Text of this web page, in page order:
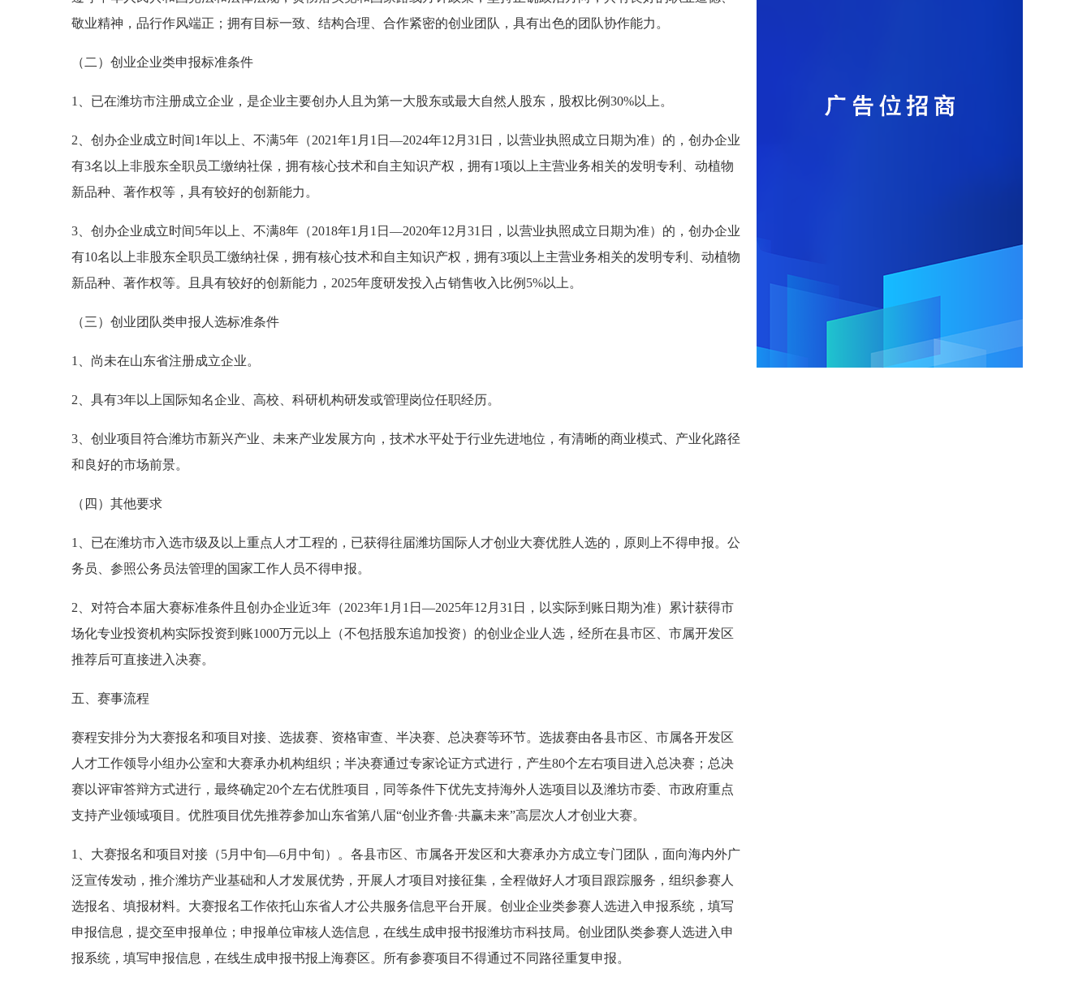
敬业精神，品行作风端正；拥有目标一致、结构合理、合作紧密的创业团队，具有出色的团队协作能力。
（二）创业企业类申报标准条件
1、已在潍坊市注册成立企业，是企业主要创办人且为第一大股东或最大自然人股东，股权比例30%以上。
2、创办企业成立时间1年以上、不满5年（2021年1月1日—2024年12月31日，以营业执照成立日期为准）的，创办企业
有3名以上非股东全职员工缴纳社保，拥有核心技术和自主知识产权，拥有1项以上主营业务相关的发明专利、动植物
新品种、著作权等，具有较好的创新能力。
3、创办企业成立时间5年以上、不满8年（2018年1月1日—2020年12月31日，以营业执照成立日期为准）的，创办企业
有10名以上非股东全职员工缴纳社保，拥有核心技术和自主知识产权，拥有3项以上主营业务相关的发明专利、动植物
新品种、著作权等。且具有较好的创新能力，2025年度研发投入占销售收入比例5%以上。
（三）创业团队类申报人选标准条件
1、尚未在山东省注册成立企业。
2、具有3年以上国际知名企业、高校、科研机构研发或管理岗位任职经历。
3、创业项目符合潍坊市新兴产业、未来产业发展方向，技术水平处于行业先进地位，有清晰的商业模式、产业化路径
和良好的市场前景。
（四）其他要求
1、已在潍坊市入选市级及以上重点人才工程的，已获得往届潍坊国际人才创业大赛优胜人选的，原则上不得申报。公
务员、参照公务员法管理的国家工作人员不得申报。
2、对符合本届大赛标准条件且创办企业近3年（2023年1月1日—2025年12月31日，以实际到账日期为准）累计获得市
场化专业投资机构实际投资到账1000万元以上（不包括股东追加投资）的创业企业人选，经所在县市区、市属开发区
推荐后可直接进入决赛。
五、赛事流程
赛程安排分为大赛报名和项目对接、选拔赛、资格审查、半决赛、总决赛等环节。选拔赛由各县市区、市属各开发区
人才工作领导小组办公室和大赛承办机构组织；半决赛通过专家论证方式进行，产生80个左右项目进入总决赛；总决
赛以评审答辩方式进行，最终确定20个左右优胜项目，同等条件下优先支持海外人选项目以及潍坊市委、市政府重点
支持产业领域项目。优胜项目优先推荐参加山东省第八届“创业齐鲁·共赢未来”高层次人才创业大赛。
1、大赛报名和项目对接（5月中旬—6月中旬）。各县市区、市属各开发区和大赛承办方成立专门团队，面向海内外广
泛宣传发动，推介潍坊产业基础和人才发展优势，开展人才项目对接征集，全程做好人才项目跟踪服务，组织参赛人
选报名、填报材料。大赛报名工作依托山东省人才公共服务信息平台开展。创业企业类参赛人选进入申报系统，填写
申报信息，提交至申报单位；申报单位审核人选信息，在线生成申报书报潍坊市科技局。创业团队类参赛人选进入申
报系统，填写申报信息，在线生成申报书报上海赛区。所有参赛项目不得通过不同路径重复申报。